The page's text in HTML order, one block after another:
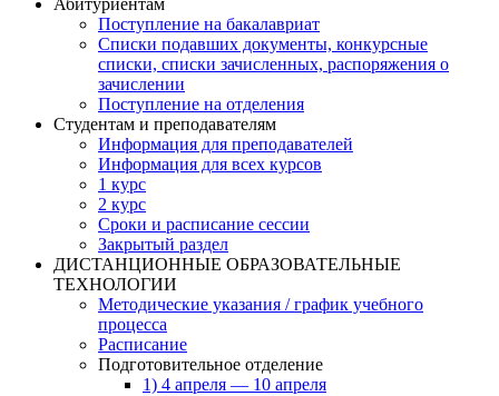
Абитуриентам
Поступление на бакалавриат
Списки подавших документы, конкурсные
списки, списки зачисленных, распоряжения о
зачислении
Поступление на отделения
Студентам и преподавателям
Информация для преподавателей
Информация для всех курсов
1 курс
2 курс
Сроки и расписание сессии
Закрытый раздел
ДИСТАНЦИОННЫЕ ОБРАЗОВАТЕЛЬНЫЕ
ТЕХНОЛОГИИ
Методические указания / график учебного
процесса
Расписание
Подготовительное отделение
1) 4 апреля — 10 апреля